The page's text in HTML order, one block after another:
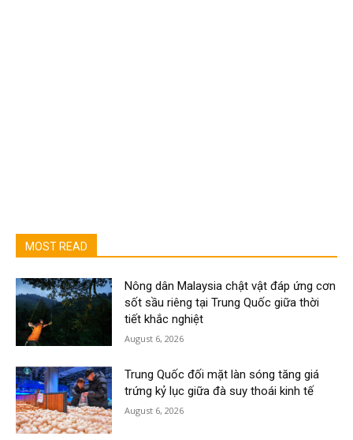
MOST READ
Nông dân Malaysia chật vật đáp ứng cơn
sốt sầu riêng tại Trung Quốc giữa thời
tiết khắc nghiệt
August 6, 2026
Trung Quốc đối mặt làn sóng tăng giá
trứng kỷ lục giữa đà suy thoái kinh tế
August 6, 2026